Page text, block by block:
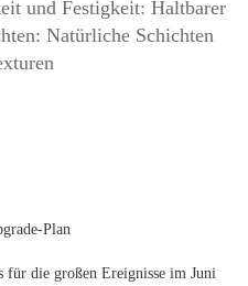
und Festigkeit: Haltbarer
Natürliche Schichten
Plan
für die großen Ereignisse im Juni